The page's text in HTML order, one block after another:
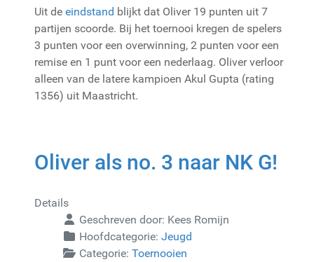
Uit de eindstand blijkt dat Oliver 19 punten uit 7
partijen scoorde. Bij het toernooi kregen de spelers
3 punten voor een overwinning, 2 punten voor een
remise en 1 punt voor een nederlaag. Oliver verloor
alleen van de latere kampioen Akul Gupta (rating
1356) uit Maastricht.
Oliver als no. 3 naar NK G!
Details
Geschreven door: Kees Romijn
Hoofdcategorie: Jeugd
Categorie: Toernooien